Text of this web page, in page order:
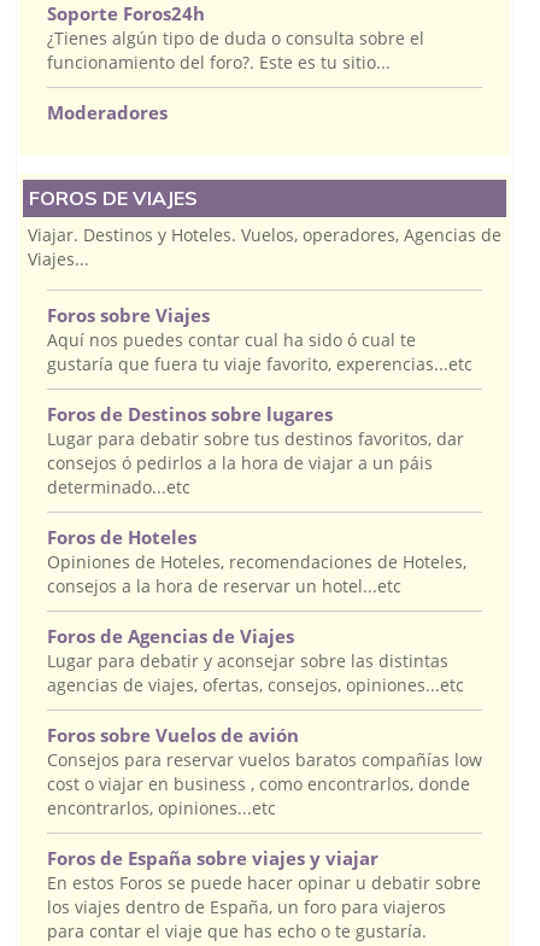
Soporte Foros24h
¿Tienes algún tipo de duda o consulta sobre el
funcionamiento del foro?. Este es tu sitio...
Moderadores
FOROS DE VIAJES
Viajar. Destinos y Hoteles. Vuelos, operadores, Agencias de
Viajes...
Foros sobre Viajes
Aquí nos puedes contar cual ha sido ó cual te
gustaría que fuera tu viaje favorito, experencias...etc
Foros de Destinos sobre lugares
Lugar para debatir sobre tus destinos favoritos, dar
consejos ó pedirlos a la hora de viajar a un páis
determinado...etc
Foros de Hoteles
Opiniones de Hoteles, recomendaciones de Hoteles,
consejos a la hora de reservar un hotel...etc
Foros de Agencias de Viajes
Lugar para debatir y aconsejar sobre las distintas
agencias de viajes, ofertas, consejos, opiniones...etc
Foros sobre Vuelos de avión
Consejos para reservar vuelos baratos compañías low
cost o viajar en business , como encontrarlos, donde
encontrarlos, opiniones...etc
Foros de España sobre viajes y viajar
En estos Foros se puede hacer opinar u debatir sobre
los viajes dentro de España, un foro para viajeros
para contar el viaje que has echo o te gustaría.